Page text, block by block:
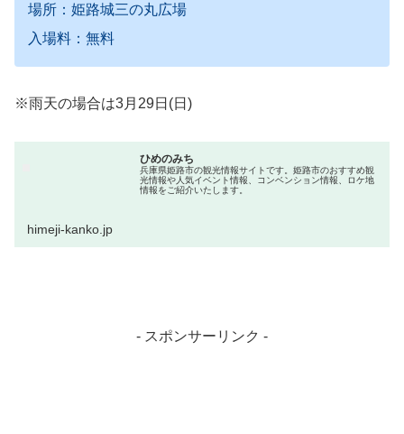
場所：姫路城三の丸広場
入場料：無料
※雨天の場合は3月29日(日)
ひめのみち
兵庫県姫路市の観光情報サイトです。姫路市のおすすめ観
光情報や人気イベント情報、コンベンション情報、ロケ地
情報をご紹介いたします。
himeji-kanko.jp
- スポンサーリンク -